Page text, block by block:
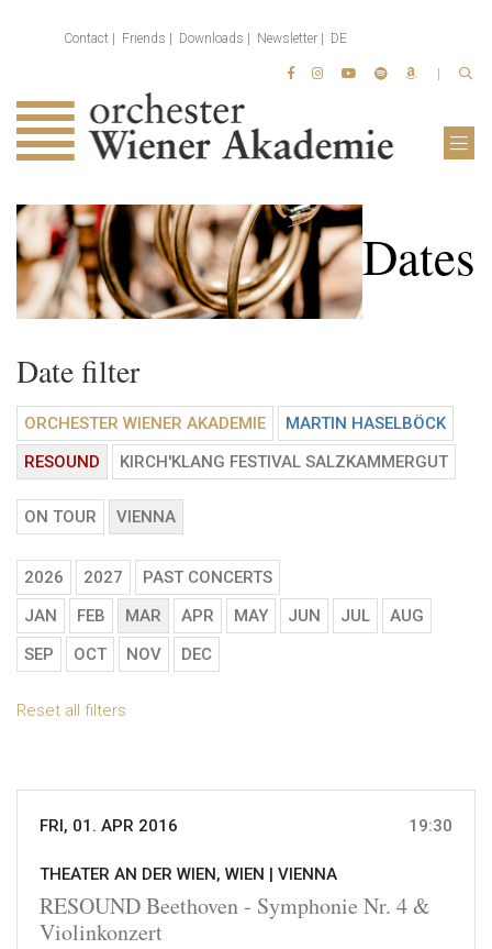
Contact Friends Downloads Newsletter DE
Dates
Date filter
ORCHESTER WIENER AKADEMIE
MARTIN HASELBÖCK
RESOUND
KIRCH'KLANG FESTIVAL SALZKAMMERGUT
ON TOUR VIENNA
2026 2027
PAST CONCERTS
JAN
FEB MAR APR MAY JUN JUL
AUG
SEP
OCT NOV DEC
Reset all filters
FRI, 01. APR 2016 19:30
THEATER AN DER WIEN, WIEN | VIENNA
RESOUND Beethoven - Symphonie Nr. 4 &
Violinkonzert